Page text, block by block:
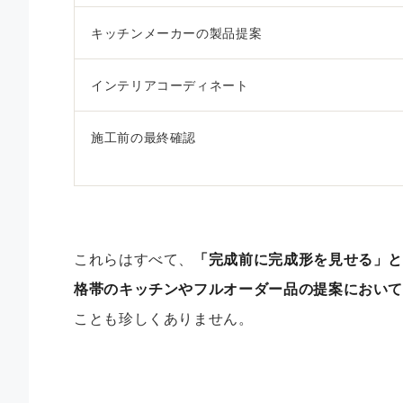
キッチンメーカーの製品提案
インテリアコーディネート
施工前の最終確認
これらはすべて、
「完成前に完成形を見せる」
格帯のキッチンやフルオーダー品の提案におい
ことも珍しくありません。